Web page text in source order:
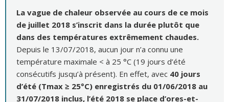
La vague de chaleur observée au cours de ce mois
de juillet 2018 s’inscrit dans la durée plutôt que
dans des températures extrêmement chaudes.
Depuis le 13/07/2018, aucun jour n’a connu une
température maximale < à 25 °C (19 jours d’été
consécutifs jusqu’à présent). En effet, avec 40 jours
d’été (Tmax ≥ 25°C) enregistrés du 01/06/2018 au
31/07/2018 inclus, l’été 2018 se place d’ores-et-